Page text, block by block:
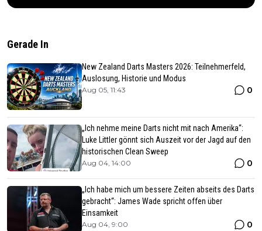
Gerade In
New Zealand Darts Masters 2026: Teilnehmerfeld,
Auslosung, Historie und Modus
Aug 05, 11:43 0
„Ich nehme meine Darts nicht mit nach Amerika“:
Luke Littler gönnt sich Auszeit vor der Jagd auf den
historischen Clean Sweep
Aug 04, 14:00 0
„Ich habe mich um bessere Zeiten abseits des Darts
gebracht“: James Wade spricht offen über
Einsamkeit
Aug 04, 9:00 0